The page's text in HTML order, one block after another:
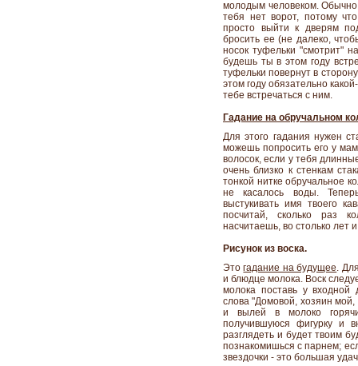
молодым человеком. Обычно
тебя нет ворот, потому
просто выйти к дверям
бросить ее (не далеко,
носок туфельки "смотрит"
будешь ты в этом году
туфельки повернут в
этом году обязательно
тебе встречаться с ним.
Гадание на обручальном
Для этого гадания нужен
можешь попросить его у
волосок, если у тебя
очень близко к стенкам
тонкой нитке обручальное
не касалось воды.
выстукивать имя твоего
посчитай, сколько раз
насчитаешь, во столько лет
Рисунок из воска.
Этогадание на будущее.
и блюдце молока. Воск
молока поставь у входной
слова "Домовой, хозяин мой,
и вылей в молоко
получившуюся фигурку и
разглядеть и будет твоим
познакомишься с парнем;
звездочки - это большая